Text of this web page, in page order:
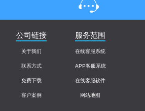
在线客服
公司链接
关于我们
联系方式
免费下载
客户案例
服务范围
在线客服系统
APP客服系统
在线客服软件
网站地图